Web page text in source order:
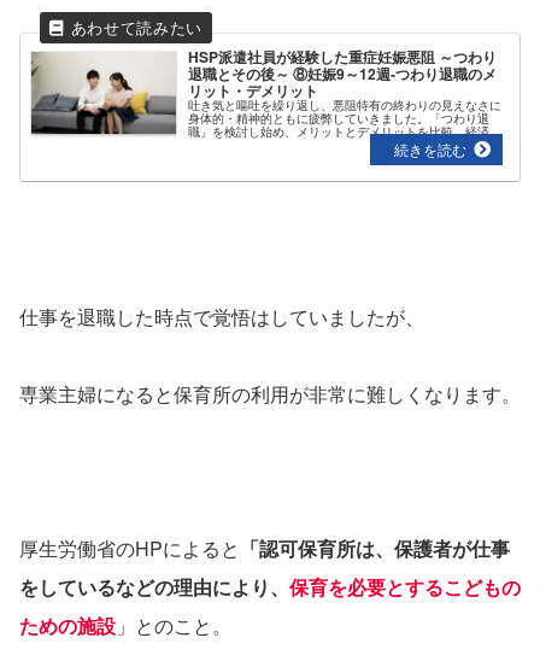
HSP派遣社員が経験した重症妊娠悪阻 ～つわり
退職とその後～ ⑧妊娠9～12週‐つわり退職のメ
リット・デメリット
吐き気と嘔吐を繰り返し、悪阻特有の終わりの見えなさに
身体的・精神的ともに疲弊していきました。「つわり退
職」を検討し始め、メリットとデメリットを比較。経済
面・社会からの孤立感への不安という2つのデメリットに
対し、対策を夫婦で話し合い退職を決断しました。
仕事を退職した時点で覚悟はしていましたが、
専業主婦になると保育所の利用が非常に難しくなります。
厚生労働省のHPによると 「認可保育所は、保護者が仕事
をしているなどの理由により、 保育を必要とするこどもの
ための施設 」とのこと。